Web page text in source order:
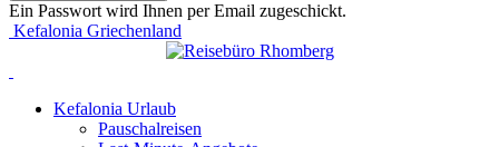
Ein Passwort wird Ihnen per Email zugeschickt.
Kefalonia Griechenland
Kefalonia Urlaub
Pauschalreisen